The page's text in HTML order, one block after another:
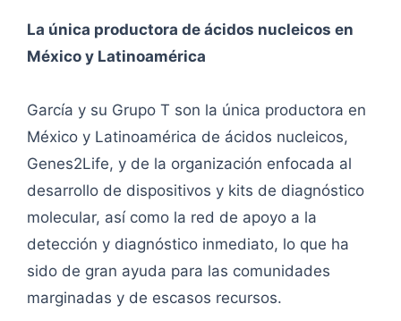
La única productora de ácidos nucleicos en
México y Latinoamérica
García y su Grupo T son la única productora en
México y Latinoamérica de ácidos nucleicos,
Genes2Life, y de la organización enfocada al
desarrollo de dispositivos y kits de diagnóstico
molecular, así como la red de apoyo a la
detección y diagnóstico inmediato, lo que ha
sido de gran ayuda para las comunidades
marginadas y de escasos recursos.